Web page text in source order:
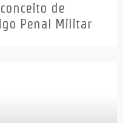
de
Penal Militar